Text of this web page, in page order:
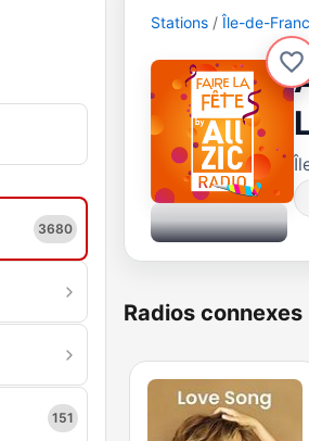
3680
151
Stations Île-de-
Radios connexes